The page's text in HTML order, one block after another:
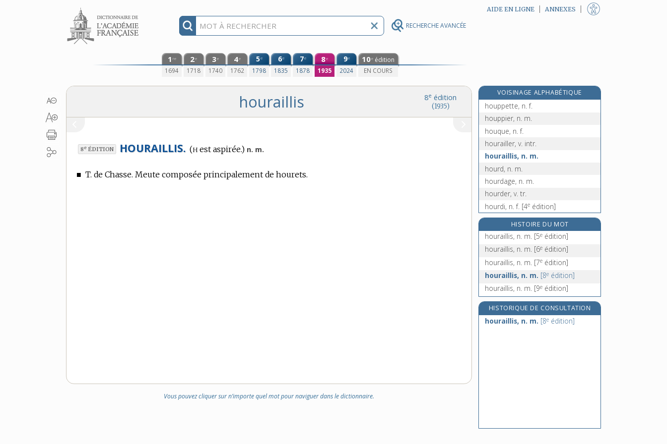
RECHERCHE AVANCÉE
Aller au contenu AIDE EN LIGNE ANNEXES
1 re
1694
2e
1718
3e
1740
4e
1762
5e
1798
6e
1835
7e
1878
8e
1935
9e
2024
10e édition
EN COURS
8e édition
(1935)
houraillis
8e ÉDITION HOURAILLIS. (hest aspirée.) n. m.
■ T. de Chasse. Meute composée principalement de hourets.
Vous pouvez cliquer sur n’importe quel mot pour naviguer dans le dictionnaire.
VOISINAGE ALPHABÉTIQUE
houpper, v. tr.
houppette, n. f.
houppier, n. m.
houque, n. f.
hourailler, v. intr.
houraillis, n. m.
hourd, n. m.
hourdage, n. m.
hourder, v. tr.
hourdi, n. f. [4e édition]
hourdir, v. tr.
hourdis, n. m.
houret, n. m.
HISTOIRE DU MOT
houraillis, n. m. [5e édition]
houraillis, n. m. [6e édition]
houraillis, n. m. [7e édition]
houraillis, n. m. [8e édition]
houraillis, n. m. [9e édition]
HISTORIQUE DE CONSULTATION
houraillis, n. m. [8e édition]